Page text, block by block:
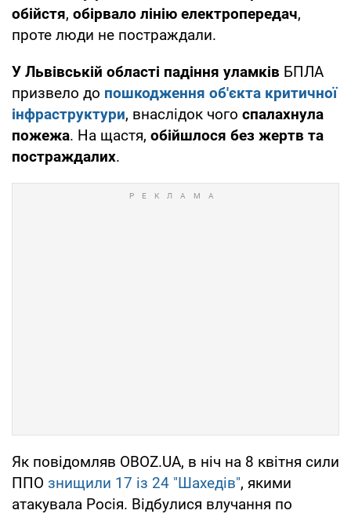
обійстя, обірвало лінію електропередач,
проте люди не постраждали.
У Львівській області падіння уламків БПЛА
призвело до пошкодження об'єкта критичної
інфраструктури, внаслідок чого спалахнула
пожежа. На щастя, обійшлося без жертв та
постраждалих.
Як повідомляв OBOZ.UA, в ніч на 8 квітня сили
ППО знищили 17 із 24 "Шахедів", якими
атакувала Росія. Відбулися влучання по